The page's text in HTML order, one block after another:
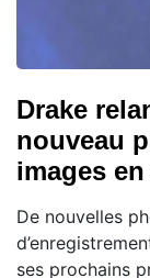
Drake
nouveau
images
De nouvelles
ses prochains